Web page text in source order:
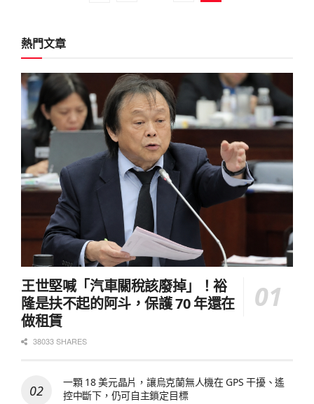
熱門文章
王世堅喊「汽車關稅該廢掉」！裕
隆是扶不起的阿斗，保護 70 年還在
做租賃
38033 SHARES
一顆 18 美元晶片，讓烏克蘭無人機在 GPS 干擾、遙
控中斷下，仍可自主鎖定目標